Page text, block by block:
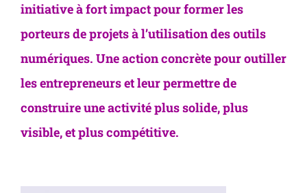
initiative à fort impact pour former les
porteurs de projets à l’utilisation des outils
numériques. Une action concrète pour outiller
les entrepreneurs et leur permettre de
construire une activité plus solide, plus
visible, et plus compétitive.